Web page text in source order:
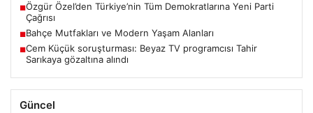
■Özgür Özel’den Türkiye’nin Tüm Demokratlarına Yeni Parti
Çağrısı
■Bahçe Mutfakları ve Modern Yaşam Alanları
■Cem Küçük soruşturması: Beyaz TV programcısı Tahir
Sarıkaya gözaltına alındı
Güncel